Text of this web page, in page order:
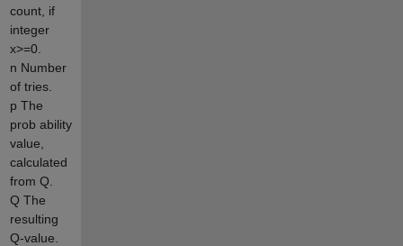
count, if
integer
x>=0.
n Number
of tries.
p The
prob ability
value,
calculated
from Q.
Q The
resulting
Q-value.